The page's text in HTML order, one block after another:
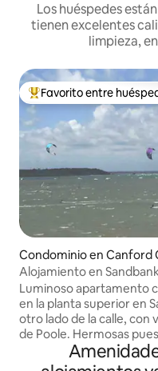
Los huéspedes
tienen excelentes
limpieza,
De los mejores en
Favorito entre
Condominio en Canford
ffs
Alojamiento en
Luminoso apartamento
en la planta superior en
otro lado de la calle, con
de Poole. Hermosas
disfrutar en las noches
Alojamiento ideal para